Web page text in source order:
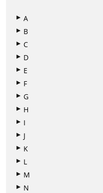
A
B
C
D
E
F
G
H
I
J
K
L
M
N